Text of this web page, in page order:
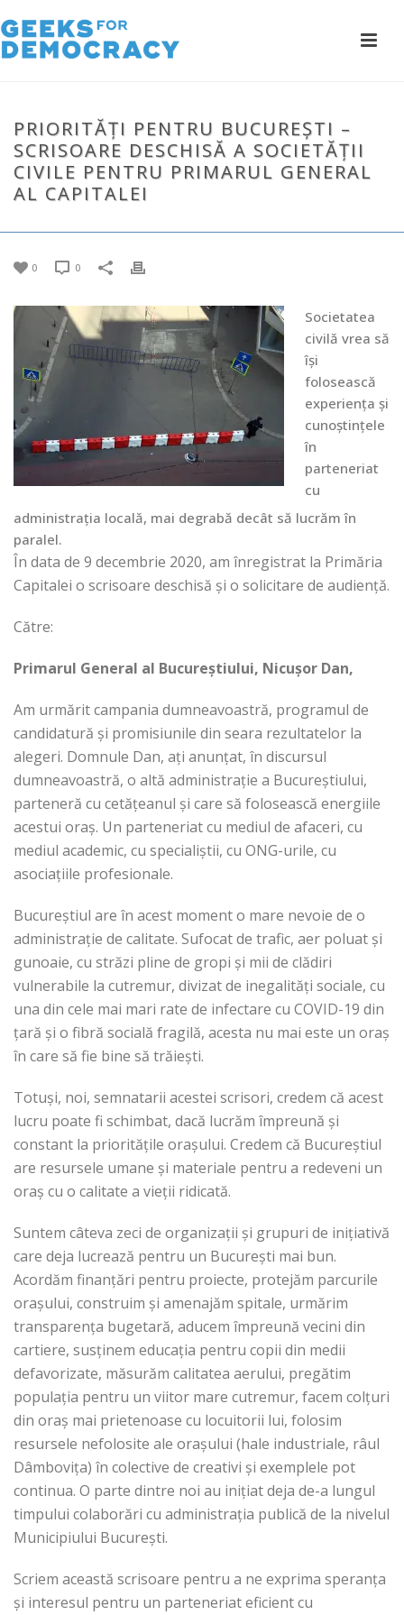
PRIORITĂȚI PENTRU BUCUREȘTI –
SCRISOARE DESCHISĂ A SOCIETĂȚII
CIVILE PENTRU PRIMARUL GENERAL
AL CAPITALEI
0 0
Societatea
civilă vrea să
își
folosească
experiența și
cunoștințele
în
parteneriat
cu
administrația locală, mai degrabă decât să lucrăm în
paralel.
În data de 9 decembrie 2020, am înregistrat la Primăria
Capitalei o scrisoare deschisă și o solicitare de audiență.
Către:
Primarul General al Bucureștiului, Nicușor Dan,
Am urmărit campania dumneavoastră, programul de
candidatură și promisiunile din seara rezultatelor la
alegeri. Domnule Dan, ați anunțat, în discursul
dumneavoastră, o altă administrație a Bucureștiului,
parteneră cu cetățeanul și care să folosească energiile
acestui oraș. Un parteneriat cu mediul de afaceri, cu
mediul academic, cu specialiștii, cu ONG-urile, cu
asociațiile profesionale.
Bucureștiul are în acest moment o mare nevoie de o
administrație de calitate. Sufocat de trafic, aer poluat și
gunoaie, cu străzi pline de gropi și mii de clădiri
vulnerabile la cutremur, divizat de inegalități sociale, cu
una din cele mai mari rate de infectare cu COVID-19 din
țară și o fibră socială fragilă, acesta nu mai este un oraș
în care să fie bine să trăiești.
Totuși, noi, semnatarii acestei scrisori, credem că acest
lucru poate fi schimbat, dacă lucrăm împreună și
constant la prioritățile orașului. Credem că Bucureștiul
are resursele umane și materiale pentru a redeveni un
oraș cu o calitate a vieții ridicată.
Suntem câteva zeci de organizații și grupuri de inițiativă
care deja lucrează pentru un București mai bun.
Acordăm finanțări pentru proiecte, protejăm parcurile
orașului, construim și amenajăm spitale, urmărim
transparența bugetară, aducem împreună vecini din
cartiere, susținem educația pentru copii din medii
defavorizate, măsurăm calitatea aerului, pregătim
populația pentru un viitor mare cutremur, facem colțuri
din oraș mai prietenoase cu locuitorii lui, folosim
resursele nefolosite ale orașului (hale industriale, râul
Dâmbovița) în colective de creativi și exemplele pot
continua. O parte dintre noi au inițiat deja de-a lungul
timpului colaborări cu administrația publică de la nivelul
Municipiului București.
Scriem această scrisoare pentru a ne exprima speranța
și interesul pentru un parteneriat eficient cu